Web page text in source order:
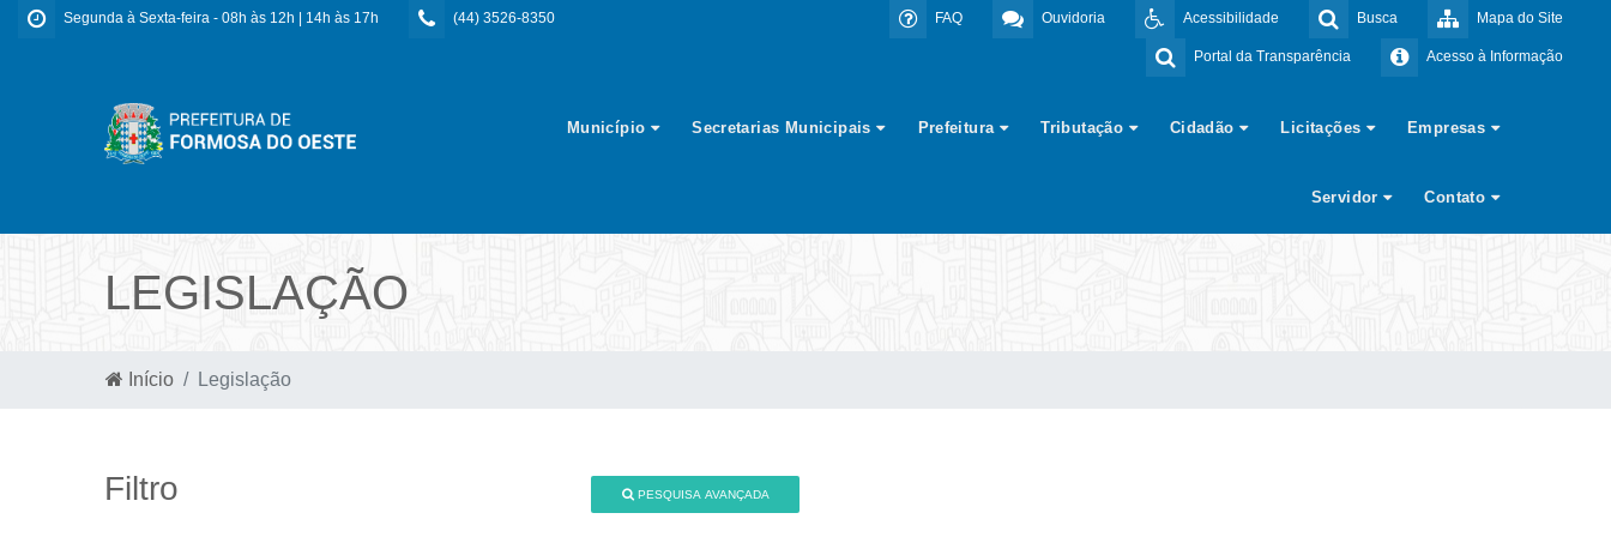
Segunda à Sexta-feira - 08h às 12h | 14h às 17h (44) 3526-8350 Mapa do Site
Busca
Acessibilidade
Ouvidoria
FAQ
Acesso à Informação
Portal da Transparência
Município Secretarias Municipais Prefeitura Tributação Cidadão Licitações Empresas
Servidor Contato
LEGISLAÇÃO
Início Legislação
Filtro PESQUISA AVANÇADA